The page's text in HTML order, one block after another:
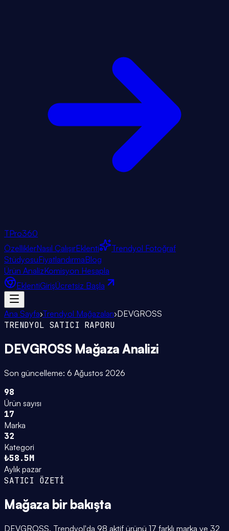
TPro360
ÖzelliklerNasıl ÇalışırEklenti
Trendyol Fotoğraf
StüdyosuFiyatlandırmaBlog
Ürün AnalizKomisyon Hesapla
EklentiGirişÜcretsiz Başla
Ana Sayfa›Trendyol Mağazaları›DEVGROSS
TRENDYOL SATICI RAPORU
DEVGROSS Mağaza Analizi
Son güncelleme: 6 Ağustos 2026
98
Ürün sayısı
17
Marka
32
Kategori
₺58.5M
Aylık pazar
SATICI ÖZETİ
Mağaza bir bakışta
DEVGROSS, Trendyol'da 98 aktif ürünü 17 farklı marka ve 32